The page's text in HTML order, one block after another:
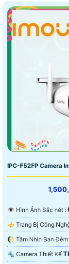
IPC-F52FP Camera
👁 Hình Ảnh Sắc nét :
🔩 Camera Thiết Kế